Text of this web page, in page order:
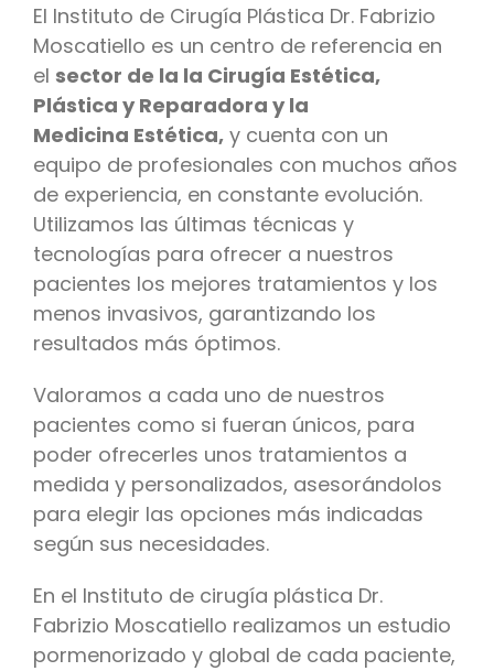
El Instituto de Cirugía Plástica Dr. Fabrizio
Moscatiello es un centro de referencia en
el sector de la la Cirugía Estética,
Plástica y Reparadora y la
Medicina Estética,y cuenta con un
equipo de profesionales con muchos años
de experiencia, en constante evolución.
Utilizamos las últimas técnicas y
tecnologías para ofrecer a nuestros
pacientes los mejores tratamientos y los
menos invasivos, garantizando los
resultados más óptimos.
Valoramos a cada uno de nuestros
pacientes como si fueran únicos, para
poder ofrecerles unos tratamientos a
medida y personalizados, asesorándolos
para elegir las opciones más indicadas
según sus necesidades.
En el Instituto de cirugía plástica Dr.
Fabrizio Moscatiello realizamos un estudio
pormenorizado y global de cada paciente,